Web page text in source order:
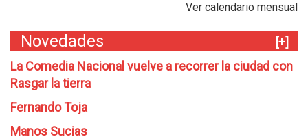
Ver calendario mensual
Novedades
[+]
La Comedia Nacional vuelve a recorrer la ciudad con
Rasgar la tierra
Fernando Toja
Manos Sucias